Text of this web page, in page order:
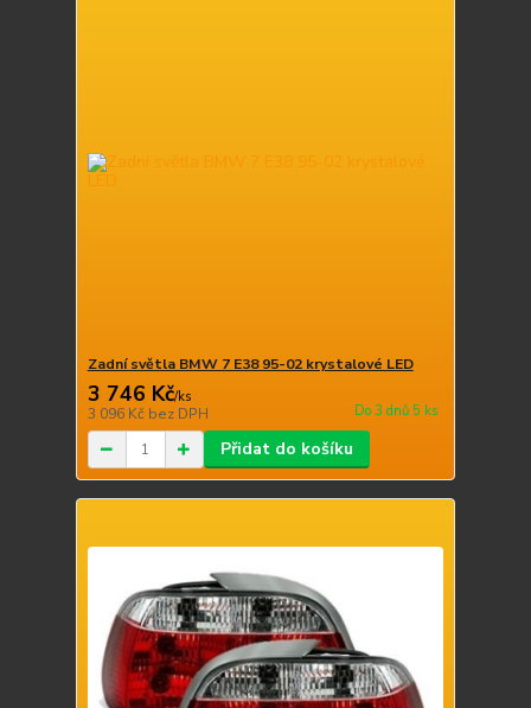
Zadní světla BMW 7 E38 95-02 krystalové LED
3 746 Kč/ks
3 096 Kč bez DPH Do 3 dnů 5 ks
Přidat do košíku